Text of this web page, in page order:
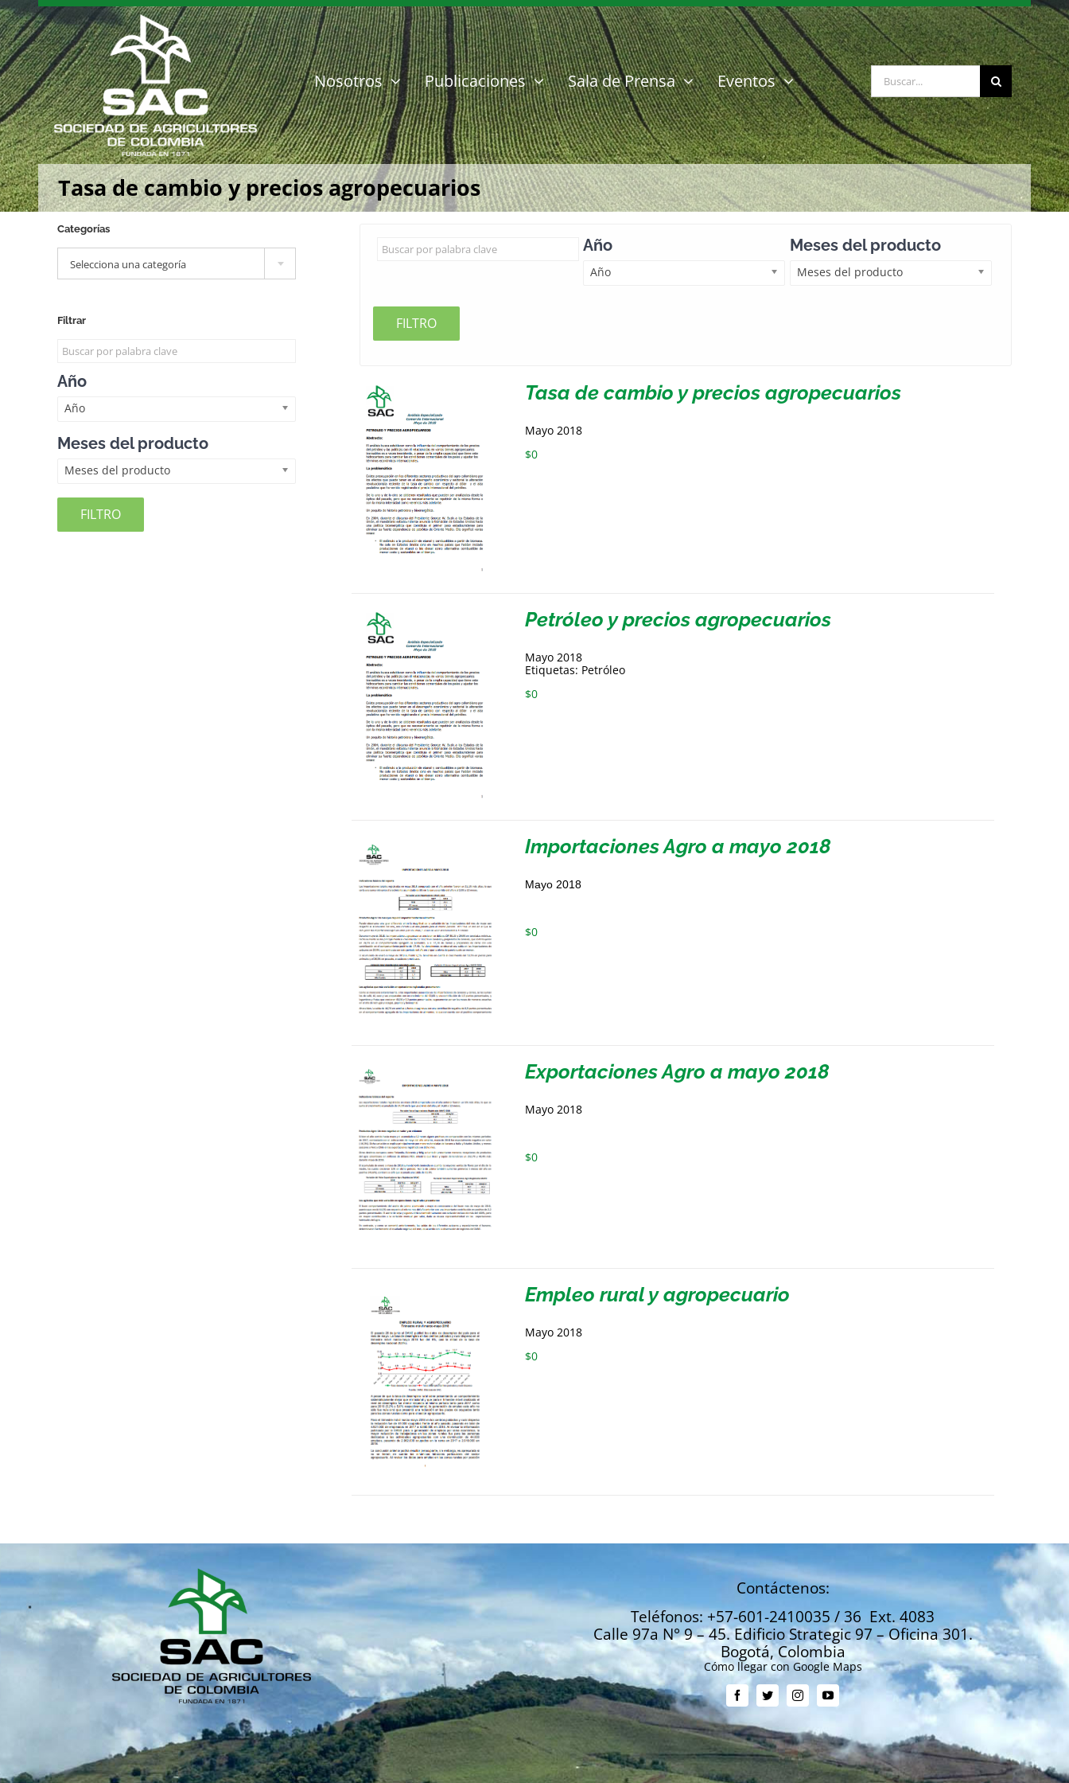
Saltar
al
contenido
Nosotros Publicaciones Sala de Prensa Eventos Buscar:
Tasa de cambio y precios agropecuarios
Año
Año
Meses del producto
Meses del producto
FILTRO
Tasa de cambio y precios agropecuarios
Mayo 2018
$0
Petróleo y precios agropecuarios
Mayo 2018
Etiquetas: Petróleo
$0
Importaciones Agro a mayo 2018
Mayo 2018
$0
Exportaciones Agro a mayo 2018
Mayo 2018
$0
Empleo rural y agropecuario
Mayo 2018
$0
Categorías
Selecciona una categoría
Filtrar
Año
Año
Meses del producto
Meses del producto
FILTRO
Contáctenos:
Teléfonos: +57-601-2410035 / 36 Ext. 4083
Calle 97a N° 9 – 45. Edificio Strategic 97 – Oficina 301.
Bogotá, Colombia
Cómo llegar con Google Maps